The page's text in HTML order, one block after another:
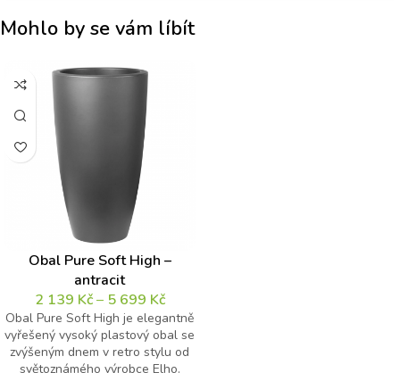
Mohlo by se vám líbít
Obal Pure Soft High –
antracit
2 139 Kč– 5 699 Kč
Obal Pure Soft High je elegantně
vyřešený vysoký plastový obal se
zvýšeným dnem v retro stylu od
světoznámého výrobce Elho.